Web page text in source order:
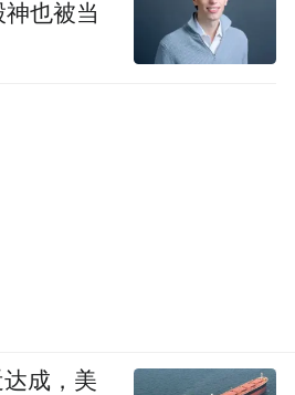
也被当
成，美